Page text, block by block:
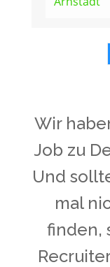
Wir
Job zu
Und
mal
finden,